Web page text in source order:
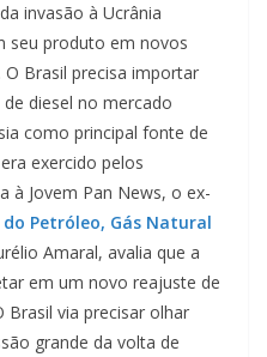
invasão à Ucrânia
seu produto em novos
Brasil precisa importar
diesel no mercado
como principal fonte de
exercido pelos
à Jovem Pan News, o ex-
Petróleo, Gás Natural
Amaral, avalia que a
em um novo reajuste de
Brasil via precisar olhar
grande da volta de